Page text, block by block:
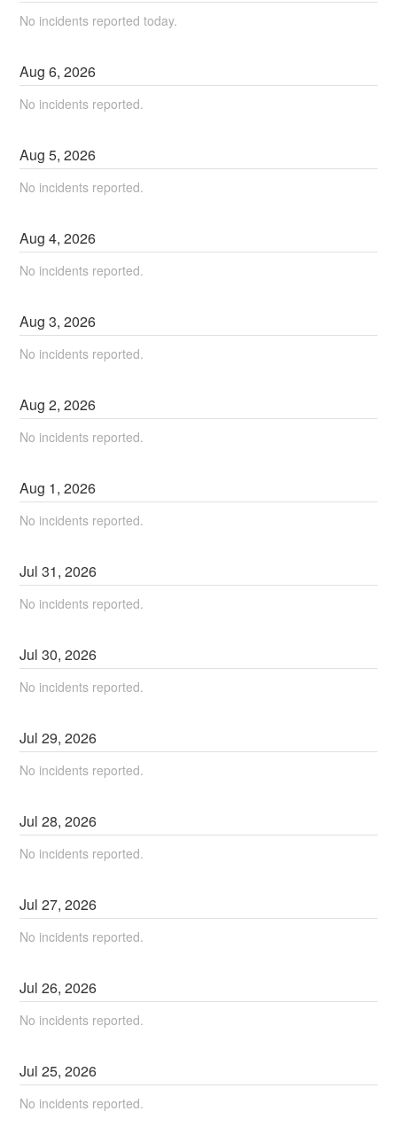
No incidents reported today.
Aug6,2026
No incidents reported.
Aug5,2026
No incidents reported.
Aug4,2026
No incidents reported.
Aug3,2026
No incidents reported.
Aug2,2026
No incidents reported.
Aug 1,2026
No incidents reported.
Jul31,2026
No incidents reported.
Jul30,2026
No incidents reported.
Jul29,2026
No incidents reported.
Jul28,2026
No incidents reported.
Jul27,2026
No incidents reported.
Jul26,2026
No incidents reported.
Jul25,2026
No incidents reported.